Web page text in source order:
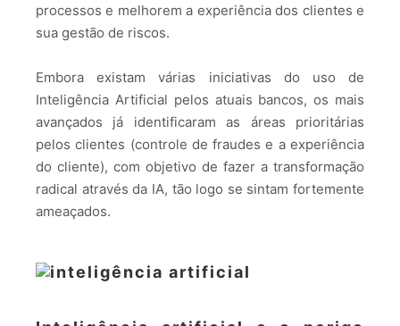
processos e melhorem a experiência dos clientes e
sua gestão de riscos.
Embora existam várias iniciativas do uso de
Inteligência Artificial pelos atuais bancos, os mais
avançados já identificaram as áreas prioritárias
pelos clientes (controle de fraudes e a experiência
do cliente), com objetivo de fazer a transformação
radical através da IA, tão logo se sintam fortemente
ameaçados.